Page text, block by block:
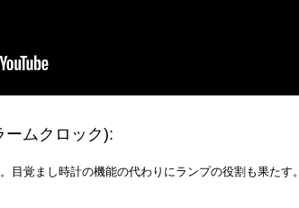
ームクロック):
目覚まし時計の機能の代わりにランプの役割も果たす。